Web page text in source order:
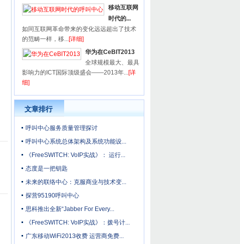
移动互联网
时代的...
如同互联网革命带来的变化远远超出了技术
的范畴一样，移...[详细]
华为在CeBIT2013
全球规模最大、最具
影响力的ICT国际顶级盛会——2013年...[详
细]
文章排行
呼叫中心服务质量管理探讨
呼叫中心系统总体架构及系统功能设...
《FreeSWITCH: VoIP实战》： 运行...
态度是一把钥匙
未来的联络中心：克服商业与技术变...
探营95190呼叫中心
思科推出全新“Jabber For Every...
《FreeSWITCH: VoIP实战》：拨号计...
广东移动WiFi2013收费 运营商免费...